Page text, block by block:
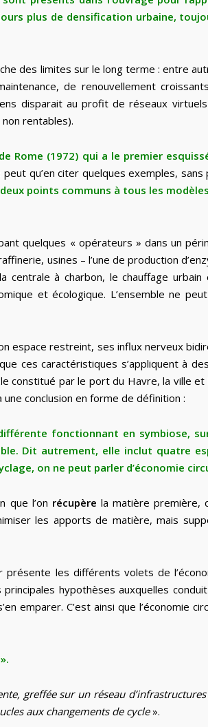
plus de densification urbaine,
des limites sur le long terme : entre
de renouvellement
disparait au profit de réseaux
rentables).
(1972) qui a le premier
qu’en citer quelques exemples,
deux points communs à tous les
quelques « opérateurs » dans un
usines – l’une de production
à charbon, le chauffage
et écologique. L’ensemble ne
espace restreint, ses influx nerveux
ces caractéristiques s’appliquent à
constitué par le port du Havre, la ville et
conclusion en forme de définition :
différente fonctionnant en symbiose,
Dit autrement, elle inclut quatre
on ne peut parler d’économie
que l’on récupère la matière première,
les apports de matière, mais
présente les différents volets de
hypothèses auxquelles
emparer. C’est ainsi que l’économie
greffée sur un réseau
aux changements de cycle».